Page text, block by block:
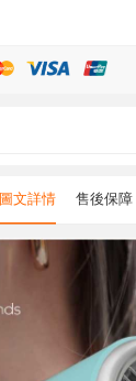
圖文詳情 售後保障